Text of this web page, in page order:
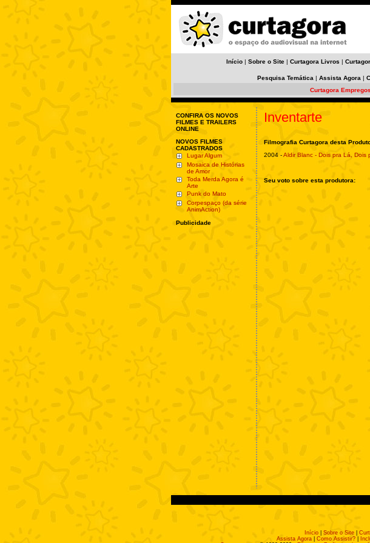
Início | Sobre o Site | Curtagora Livros |
Pesquisa Temática | Assista Agora |
Curtagora Empregos
CONFIRA OS NOVOS
FILMES E TRAILERS
ONLINE
NOVOS FILMES
CADASTRADOS
Lugar Algum
Mosaica de Histórias
de Amor
Toda Merda Agora é
Arte
Punk do Mato
Corpespaço (da série
AnimAction)
Publicidade
Inventarte
Filmografia Curtagora desta
2004 -Aldir Blanc - Dois pra Lá, Dois
Seu voto sobre esta produtora:
Início Sobre o Site
Assista Agora| Como Assistir?|